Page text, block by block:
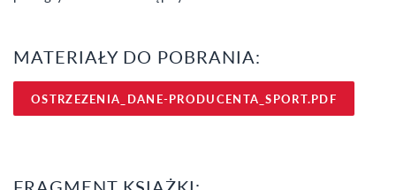
MATERIAŁY DO POBRANIA:
OSTRZEZENIA_DANE-PRODUCENTA_SPORT.PDF